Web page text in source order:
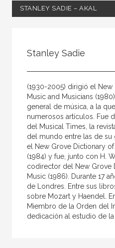
STANLEY SADIE – AKAL
Coordinador
Editor
Editora
Escritor
Escritora
Ilustrador
Prologuista
Traductor
Stanley Sadie
(1930-2005) dirigió el
Music and Musicians
general de música, a la
numerosos artículos. Fue
del Musical Times, la
del mundo entre las de su
el New Grove Dictionary
(1984) y fue, junto con H.
codirector del New Grove
Music (1986). Durante 17
de Londres. Entre sus
sobre Mozart y Haendel.
Miembro de la Orden del
dedicación al estudio de la